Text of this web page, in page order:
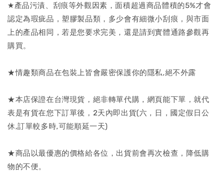
★產品污漬、刮痕等外觀因素，面積超過商品體積的5%才會
認定為瑕疵品，塑膠製品類，多少會有細微小刮痕，與市面
上的產品相同，若是您要求完美，還是請到實體通路參觀再
購買。
★情趣類商品在包裝上皆會嚴密保護你的隱私,絕不外露
★本店保證在台灣現貨，絕非轉單代購，網頁能下單，就代
表是有貨在您下訂單後，2天內即出貨(六，日，國定假日公
休,訂單較多時,可能順延一天)
★商品以最優惠的價格給各位，出貨前會再次檢查，降低購
物的不便。